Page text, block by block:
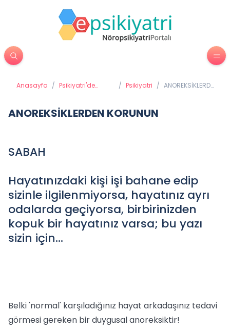
Anasayfa / Psikiyatri'de
/ Psikiyatri / ANOREKSİKLERDEN
ANOREKSİKLERDEN KORUNUN
SABAH
Hayatınızdaki kişi işi bahane edip
sizinle ilgilenmiyorsa, hayatınız ayrı
odalarda geçiyorsa, birbirinizden
kopuk bir hayatınız varsa; bu yazı
sizin için...
Belki 'normal' karşıladığınız hayat arkadaşınız tedavi
görmesi gereken bir duygusal anoreksiktir!